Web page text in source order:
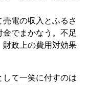
電の収入とふるさ
でまかなう。不足
財政上の費用対効果
して一笑に付すのは